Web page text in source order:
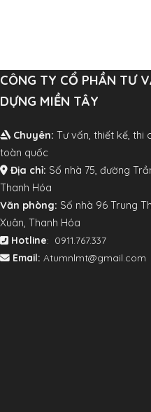
CÔNG TY CỔ PHẦN TƯ
DỰNG MIỀN TÂY
Chuyên: Tư vấn, thiết kế, thi
toàn quốc
Địa chỉ: Số nhà 75, đường
Thanh Hóa
Văn phòng: Số nhà 96 Trung
Xuân, Thanh Hóa
Hotline: 0911.767.337
Email: Atumnlmt@gmail.com